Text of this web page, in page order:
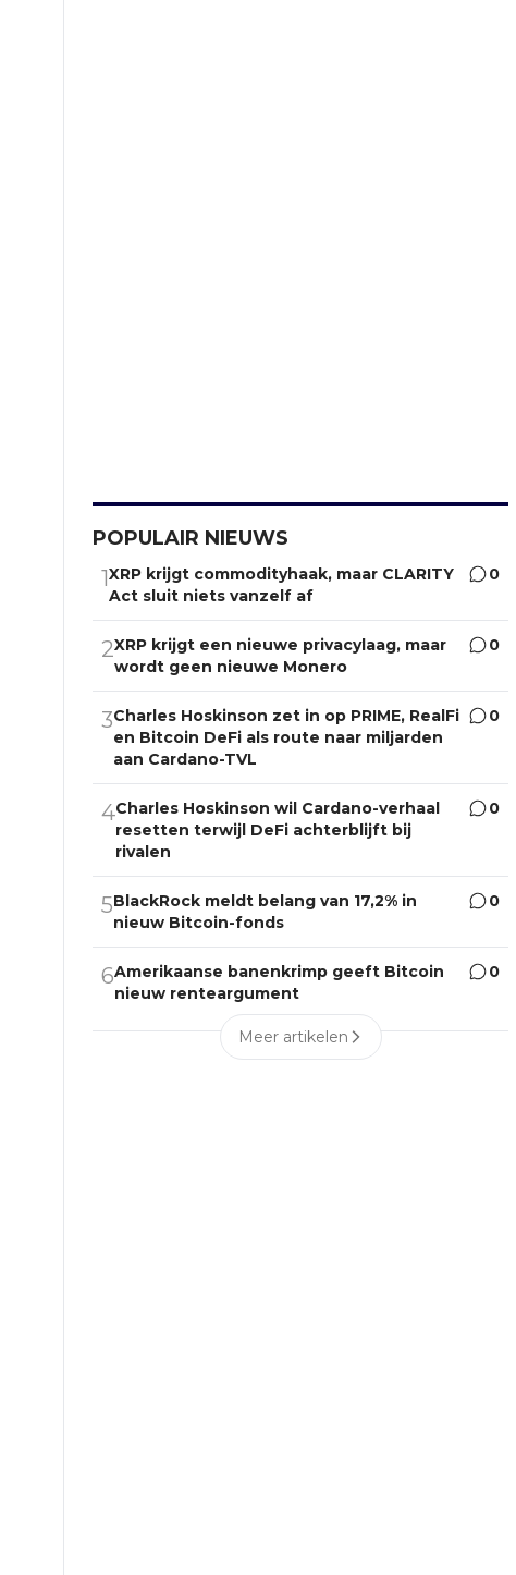
POPULAIR NIEUWS
1XRP krijgt commodityhaak, maar CLARITY
Act sluit niets vanzelf af
0
2XRP krijgt een nieuwe privacylaag, maar
wordt geen nieuwe Monero
0
3Charles Hoskinson zet in op PRIME, RealFi
en Bitcoin DeFi als route naar miljarden
aan Cardano-TVL
0
4Charles Hoskinson wil Cardano-verhaal
resetten terwijl DeFi achterblijft bij
rivalen
0
5BlackRock meldt belang van 17,2% in
nieuw Bitcoin-fonds
0
6Amerikaanse banenkrimp geeft Bitcoin
nieuw renteargument
0
Meer artikelen